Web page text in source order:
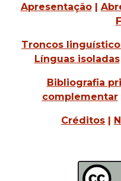
Apresentação|
Troncos
Línguas isoladas
Bibliografia
complementar
Créditos |